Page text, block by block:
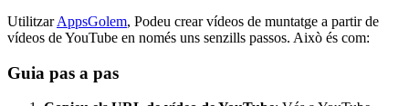
UtilitzarAppsGolem, Podeu crear vídeos de muntatge a partir de
vídeos de YouTube en només uns senzills passos. Això és com:
Guia pas a pas